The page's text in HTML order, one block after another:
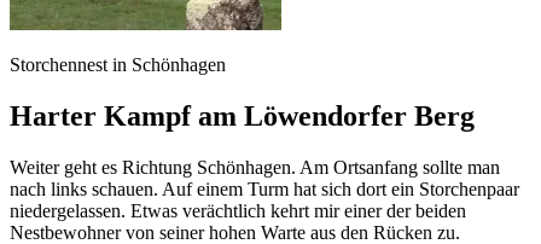
Storchennest in Schönhagen
Harter Kampf am Löwendorfer Berg
Weiter geht es Richtung Schönhagen. Am Ortsanfang sollte man
nach links schauen. Auf einem Turm hat sich dort ein Storchenpaar
niedergelassen. Etwas verächtlich kehrt mir einer der beiden
Nestbewohner von seiner hohen Warte aus den Rücken zu.